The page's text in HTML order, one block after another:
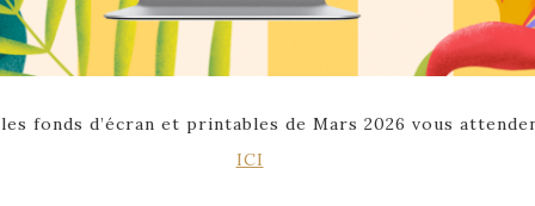
fonds d’écran et printables de Mars 2026 vous
ICI